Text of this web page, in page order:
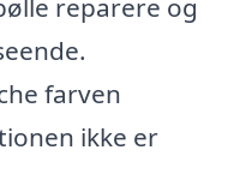
farven
ikke er